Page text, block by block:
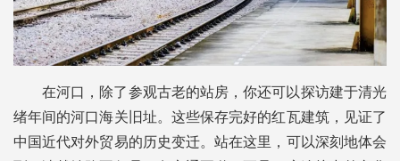
在河口，除了参观古老的站房，你还可以探访建于清光
绪年间的河口海关旧址。这些保存完好的红瓦建筑，见证了
中国近代对外贸易的历史变迁。站在这里，可以深刻地体会